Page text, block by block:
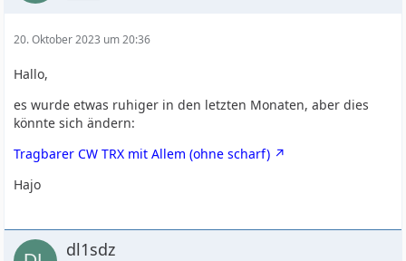
20. Oktober 2023 um 20:36
Hallo,
es wurde etwas ruhiger in den letzten Monaten, aber dies
könnte sich ändern:
Tragbarer CW TRX mit Allem (ohne scharf)
Hajo
dl1sdz